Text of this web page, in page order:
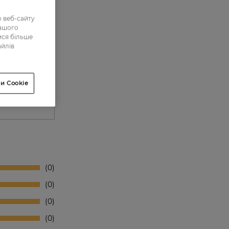
0
0
0
0
сайту
більше
Cookie